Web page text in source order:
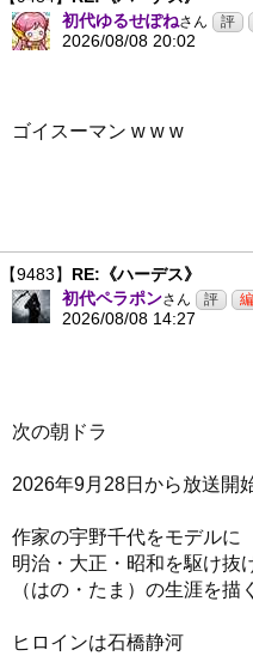
初代ゆるせぽねさん
2026/08/08 20:02
ゴイスーマン w w w
【9483】 RE:《ハーデス》
初代ペラポンさん
2026/08/08 14:27
次の朝ドラ
2026年9月28日から放送開
作家の宇野千代をモデルに
明治・大正・昭和を駆け抜
（はの・たま）の生涯を描
ヒロインは石橋静河